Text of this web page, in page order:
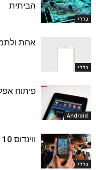
כללי
הביתית
כללי
אחת
Android
פיתוח
כללי
ווינדוס 10 לנייד